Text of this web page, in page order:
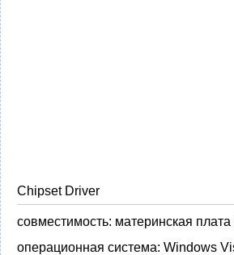
Chipset Driver
совместимость: материнская
операционная система: Windows